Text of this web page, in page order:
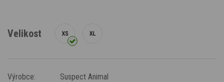
Velikost
Výrobce:
Suspect Animal